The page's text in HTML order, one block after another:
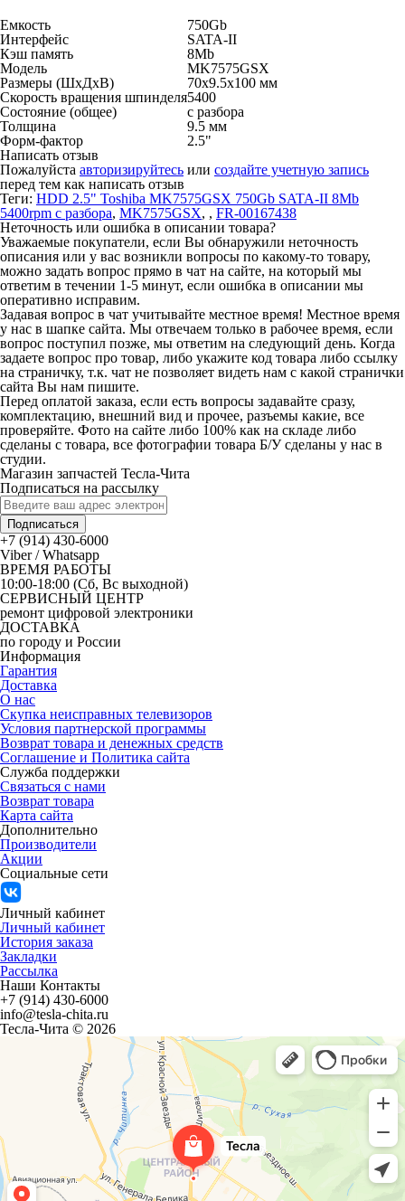
Емкость
750Gb
Интерфейс
SATA-II
Кэш память
8Mb
Модель
MK7575GSX
Размеры (ШхДхВ)
70x9.5x100 мм
Скорость вращения шпинделя5400
Состояние (общее)
с разбора
Толщина
9.5 мм
Форм-фактор
2.5"
Написать отзыв
Пожалуйста авторизируйтесь или создайте учетную запись
перед тем как написать отзыв
Теги: HDD 2.5" Toshiba MK7575GSX 750Gb SATA-II 8Mb
5400rpm с разбора, MK7575GSX, , FR-00167438
Неточность или ошибка в описании товара?
Уважаемые покупатели, если Вы обнаружили неточность
описания или у вас возникли вопросы по какому-то товару,
можно задать вопрос прямо в чат на сайте, на который мы
ответим в течении 1-5 минут, если ошибка в описании мы
оперативно исправим.
Задавая вопрос в чат учитывайте местное время! Местное время
у нас в шапке сайта. Мы отвечаем только в рабочее время, если
вопрос поступил позже, мы ответим на следующий день. Когда
задаете вопрос про товар, либо укажите код товара либо ссылку
на страничку, т.к. чат не позволяет видеть нам с какой странички
сайта Вы нам пишите.
Перед оплатой заказа, если есть вопросы задавайте сразу,
комплектацию, внешний вид и прочее, разъемы какие, все
проверяйте. Фото на сайте либо 100% как на складе либо
сделаны с товара, все фотографии товара Б/У сделаны у нас в
студии.
Магазин запчастей Тесла-Чита
Подписаться на рассылку
Подписаться
+7 (914) 430-6000
Viber / Whatsapp
ВРЕМЯ РАБОТЫ
10:00-18:00 (Сб, Вс выходной)
СЕРВИСНЫЙ ЦЕНТР
ремонт цифровой электроники
ДОСТАВКА
по городу и России
Информация
Гарантия
Доставка
О нас
Скупка неисправных телевизоров
Условия партнерской программы
Возврат товара и денежных средств
Соглашение и Политика сайта
Служба поддержки
Связаться с нами
Возврат товара
Карта сайта
Дополнительно
Производители
Акции
Социальные сети
Личный кабинет
Личный кабинет
История заказа
Закладки
Рассылка
Наши Контакты
+7 (914) 430-6000
info@tesla-chita.ru
Тесла-Чита © 2026